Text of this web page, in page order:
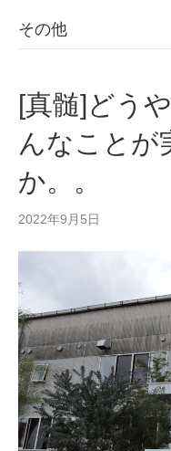
その他
[真髄]どう
んなことが
か。。
2022年9月5日